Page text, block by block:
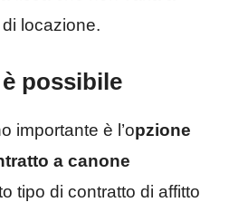
locazione.
possibile
importante è l’opzione
a canone
tipo di contratto di affitto